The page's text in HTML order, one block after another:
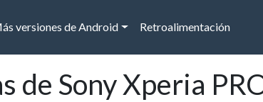
versiones de Android Retroalimentación
de Sony Xperia